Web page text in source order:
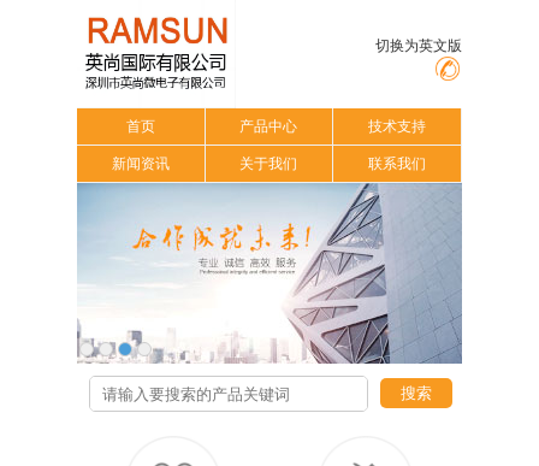
切换为英文版
首页 产品中心 技术支持
新闻资讯 关于我们 联系我们
搜索